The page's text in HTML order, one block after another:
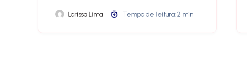
Larissa Lima Tempo de leitura: 2 min